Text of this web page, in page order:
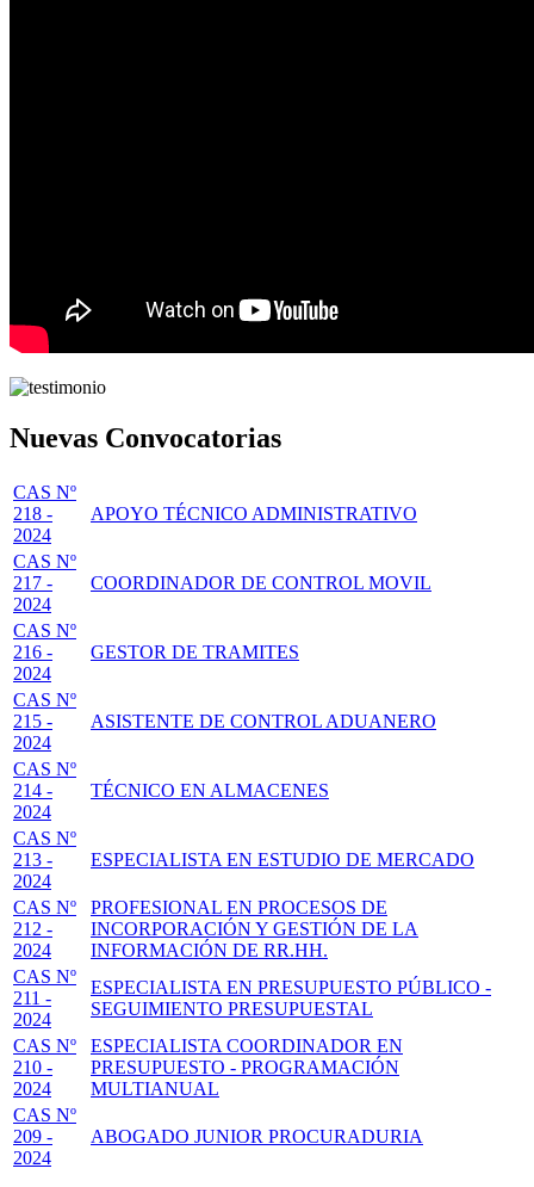
Nuevas Convocatorias
CAS Nº
218 -
2024
APOYO TÉCNICO ADMINISTRATIVO
CAS Nº
217 -
2024
COORDINADOR DE CONTROL MOVIL
CAS Nº
216 -
2024
GESTOR DE TRAMITES
CAS Nº
215 -
2024
ASISTENTE DE CONTROL ADUANERO
CAS Nº
214 -
2024
TÉCNICO EN ALMACENES
CAS Nº
213 -
2024
ESPECIALISTA EN ESTUDIO DE MERCADO
CAS Nº
212 -
2024
PROFESIONAL EN PROCESOS DE
INCORPORACIÓN Y GESTIÓN DE LA
INFORMACIÓN DE RR.HH.
CAS Nº
211 -
2024
ESPECIALISTA EN PRESUPUESTO PÚBLICO -
SEGUIMIENTO PRESUPUESTAL
CAS Nº
210 -
2024
ESPECIALISTA COORDINADOR EN
PRESUPUESTO - PROGRAMACIÓN
MULTIANUAL
CAS Nº
209 -
2024
ABOGADO JUNIOR PROCURADURIA